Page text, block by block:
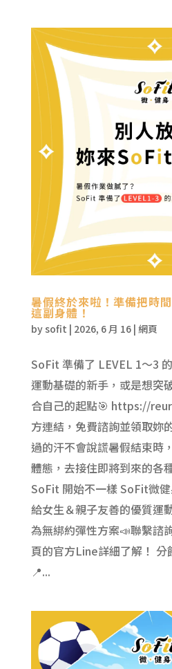
暑假終於來啦！準備把時
這副身體！
bysofit | 2026, 6 月 16| 網頁
SoFit 準備了 LEVEL 1～3
運動基礎的新手，或是想突
合自己的起點🎯 https://
方連結，免費諮詢並領取妳
過的汗不會說謊暑假結束時
體態，去接住即將到來的各
SoFit 開始不一樣 SoFit微
給女生＆親子友善的優質運
為無綁約彈性方案📣聯繫諮
頁的官方Line詳細了解！ 分
📍...